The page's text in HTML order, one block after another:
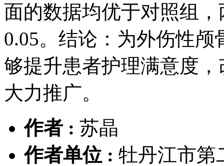
面的数据均优于对照组
0.05。结论：为外伤性
够提升患者护理满意度
大力推广。
作者 : 苏晶
作者单位 : 牡丹江市第